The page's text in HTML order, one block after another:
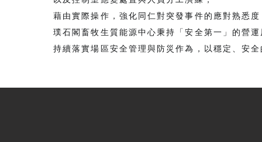
藉由實際操作，強化同仁對突發事件的應對熟悉
璞石閣畜牧生質能源中心秉持「安全第一」的營
持續落實場區安全管理與防災作為，以穩定、安